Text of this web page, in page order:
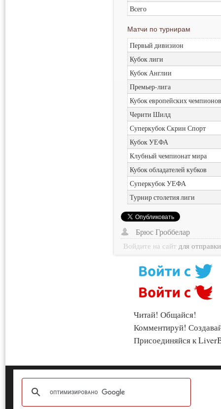
Всего
Матчи по турнирам
Первый дивизион
Кубок лиги
Кубок Англии
Премьер-лига
Кубок европейских
Черити Шилд
Суперкубок Скрин Спорт
Кубок УЕФА
Клубный чемпионат мира
Кубок обладателей кубков
Суперкубок УЕФА
Турнир столетия лиги
Брюс Гроббелар
Войдите на сайт для
Читай! Общайся!
Комментируй!
Присоединяйся к